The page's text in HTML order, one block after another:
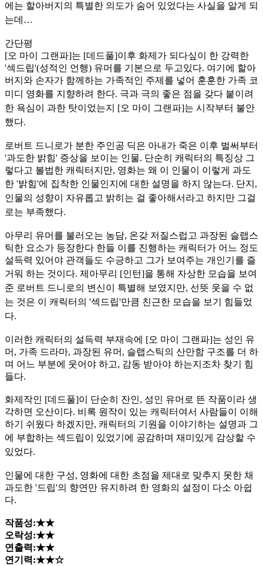
에는 할아버지의 특별한 의도가 숨어 있었다는 사실을 알게 되
는데…
간단평
[오 마이 그랜파]는 [데드풀]이후 화제가 되다싶이 한 강력한
'섹드립'(성적인 언행) 유머를 기본으로 두고있다. 여기에 할아
버지와 손자가 함께하는 가족적인 주제를 넣어 훈훈한 가족 코
미디 영화를 지향하려 한다. 극과 극의 좋은 점을 갖다 붙이려
한 욕심이 과한 탓이었는지 [오 마이 그랜파]는 시작부터 불안
했다.
로버트 드니로가 분한 주인공 딕은 아내가 죽은 이후 벌써부터
'과도한 밝힘' 증상을 보이는 인물. 단순히 캐릭터의 특징상 그
렇다고 볼법한 캐릭터지만, 영화는 왜 이 인물이 이렇게 과도
한 '밝힘'에 집착한 인물인지에 대한 설명을 하지 않는다. 단지,
인물의 성향이 자유롭고 밝히는 걸 좋아해서라고 하지만 그걸
로는 부족했다.
아무리 유머를 불러오는 농담, 온갖 저질스럽고 과장된 슬랩스
틱한 요소가 등장한다 한들 이를 진행하는 캐릭터가 어느 정도
설득력 있어야 관객들도 수긍하고 그가 보여주는 개인기를 즐
거워 하는 것이 다. 제아무리 [인턴]을 통해 자상한 모습을 보여
준 로버트 드니로의 변신이 특별해 보였지만, 선뜻 웃을 수 없
는 것은 이 캐릭터의 '섹드립'만큼 친근한 모습을 보기 힘들었
다.
이러한 캐릭터의 설득력 부재속에 [오 마이 그랜파]는 성인 유
머, 가족 드라마, 과장된 유머, 슬랩스틱의 산만함 구조를 더 하
며 어느 부분에 웃어야 하고, 감동 받아야 하는지조차 찾기 힘
들다.
화제작인 [데드풀]이 단순히 잔인, 성인 유머로 뜬 작품이라 생
각하면 오산이다. 비록 원작이 있는 캐릭터여서 사람들이 이해
하기 쉬웠다 하겠지만, 캐릭터의 기원을 이야기하는 설명과 그
에 부합하는 섹드립이 있었기에 공감하며 재미있게 감상할 수
있었다.
인물에 대한 구성, 영화에 대한 초점을 제대로 맞추지 못한 채
과도한 '드립'의 향연만 유지하려 한 영화의 설정이 다소 아쉽
다.
작품성:★★
오락성:★★
연출력:★★
연기력:★★☆